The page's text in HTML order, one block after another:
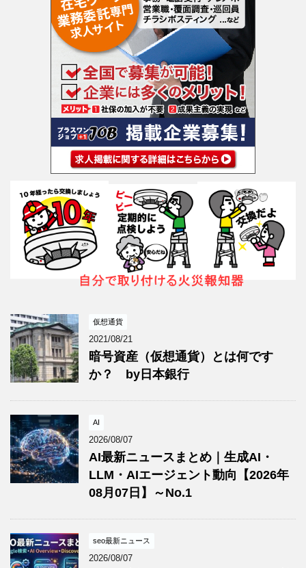
仮想通貨
2021/08/21
暗号資産（仮想通貨）とは何です
か？ by日本銀行
AI
2026/08/07
AI最新ニュースまとめ｜生成AI・
LLM・AIエージェント動向【2026年
08月07日】～No.1
seo最新ニュース
2026/08/07